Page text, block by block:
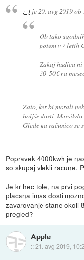
;-) je 20. avg 2019 ob
Ob tako
potem v 7 letih
Zakaj hudica ni
30-50€ na
Zato, ker bi morali
boljše dosti.
Glede na računico se
Popravek 4000kwh je
so skupaj vlekli racune.
Je kr hec tole, na prvi
placana imas dosti
zavarovanje stane okoli
pregled?
Apple
::21. avg 2019,